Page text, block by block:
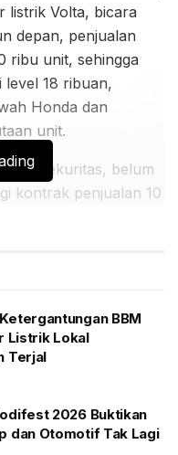
listrik Volta, bicara
depan, penjualan
ribu unit, sehingga
level 18 ribuan,
Honda dan
unit.
Sekuritas, belum
kontrak penjualan 10
dikirim akhir 2022.
BBM Fosil Lewat
Jalan Terjal
Buktikan Bahwa Gaya
BBM
Listrik Lokal
Terjal
2026 Buktikan
dan Otomotif Tak Lagi